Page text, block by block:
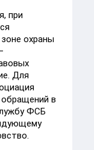
при
охраны
Для
в
ФСБ